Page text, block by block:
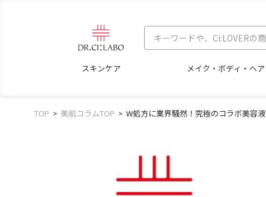
スキンケア メイク・ボディ・ヘア
TOP 美肌コラムTOP W処方に業界騒然！究極のコラボ美容液